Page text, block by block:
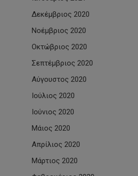
Δεκέμβριος 2020
Νοέμβριος 2020
Οκτώβριος 2020
Σεπτέμβριος 2020
Αύγουστος 2020
Ιούλιος 2020
Ιούνιος 2020
Μάιος 2020
Απρίλιος 2020
Μάρτιος 2020